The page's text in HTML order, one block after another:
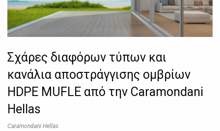
Σχάρες διαφόρων τύπων και
κανάλια αποστράγγισης ομβρίων
HDPE MUFLE από την Caramondani
Hellas
Caramondani Hellas